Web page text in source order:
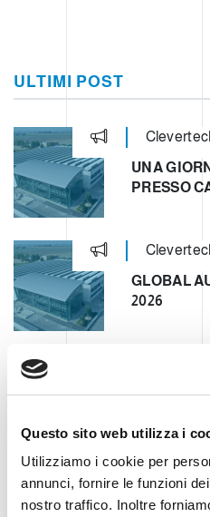
Questo sito web utilizza i
Utilizziamo i cookie per
annunci, fornire le funzioni
nostro traffico. Inoltre
ULTIMI POST
UNA
PRESSO
GLOBAL
2026
VI
LE